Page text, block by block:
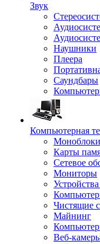
Звук
Наушники
Плеера
Саундбары
Компьютерная
Моноблоки
Карты
Сетевое
Мониторы
Чистящие
Майнинг
Веб-